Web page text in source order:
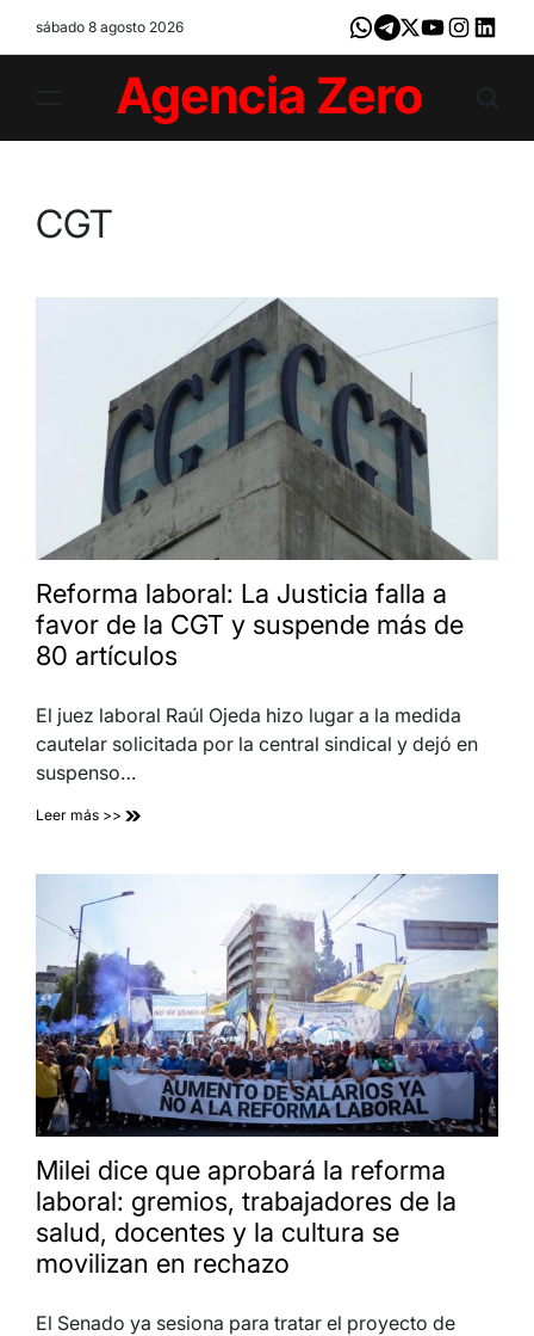
sábado 8 agosto 2026 Whatsapp
Telegram
X YoutubeInstagram
CGT
Reforma laboral: La Justicia falla a
favor de la CGT y suspende más de
80 artículos
El juez laboral Raúl Ojeda hizo lugar a la medida
cautelar solicitada por la central sindical y dejó en
suspenso…
Leer más >>
Milei dice que aprobará la reforma
laboral: gremios, trabajadores de la
salud, docentes y la cultura se
movilizan en rechazo
El Senado ya sesiona para tratar el proyecto de